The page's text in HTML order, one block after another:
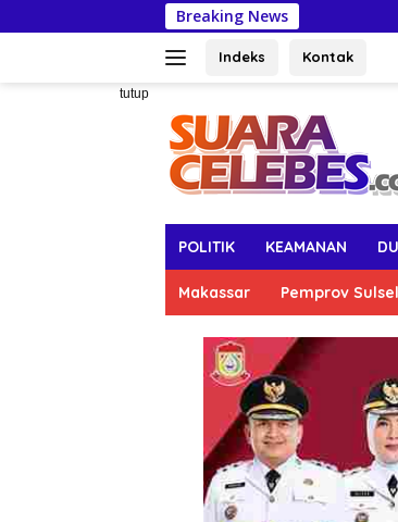
ke
Breaking News
Indeks Kontak
tutup
POLITIK KEAMANAN
Makassar Pemprov Sulsel